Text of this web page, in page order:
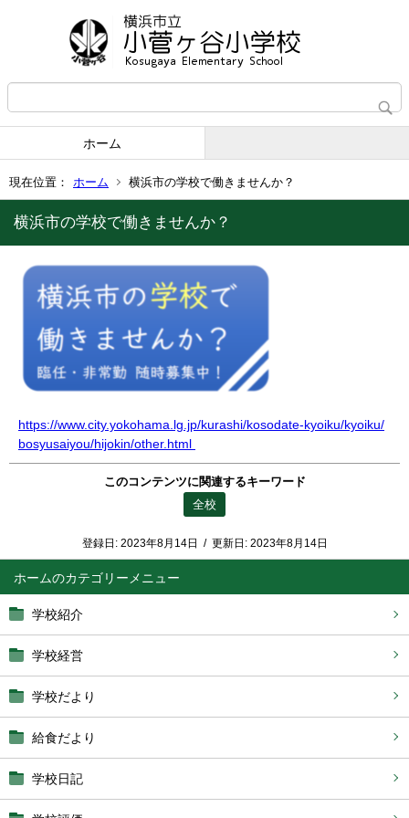
ホーム
現在位置： ホーム 横浜市の学校で働きませんか？
ホーム
学校紹介
学校経営
学校だより
給食だより
学校日記
横浜市の学校で働きませんか？
https://www.city.yokohama.lg.jp/kurashi/kosodate-kyoiku/kyoiku/
bosyusaiyou/hijokin/other.html
このコンテンツに関連するキーワード
全校
登録日: 2023年8月14日 / 更新日: 2023年8月14日